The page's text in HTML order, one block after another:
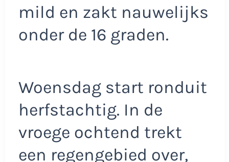
mild en zakt nauwelijks
onder de 16 graden.
Woensdag start ronduit
herfstachtig. In de
vroege ochtend trekt
een regengebied over,